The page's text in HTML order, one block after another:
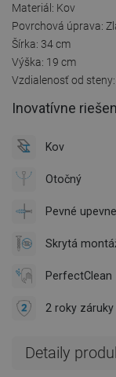
Materiál: Kov
Povrchová úprava:
Šírka: 34 cm
Výška: 19 cm
Vzdialenosť od
Inovatívne
Kov
Otočný
Pevné
Skrytá
PerfectClean
2 roky záruky
Detaily